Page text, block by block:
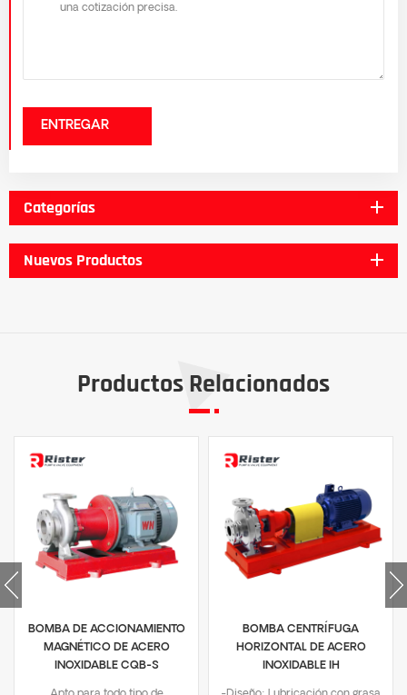
ENTREGAR
Categorías
Nuevos Productos
Productos Relacionados
BOMBA DE ACCIONAMIENTO
MAGNÉTICO DE ACERO
INOXIDABLE CQB-S
BOMBA CENTRÍFUGA
HORIZONTAL DE ACERO
INOXIDABLE IH